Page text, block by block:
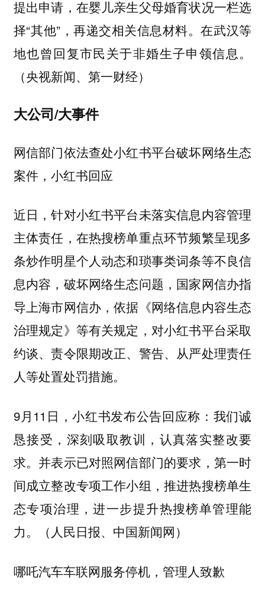
提出申请，在婴儿亲生父母婚育状况一栏选
择“其他”，再递交相关信息材料。在武汉等
地也曾回复市民关于非婚生子申领信息。
（央视新闻、第一财经）
大公司/大事件
网信部门依法查处小红书平台破坏网络生态
案件，小红书回应
近日，针对小红书平台未落实信息内容管理
主体责任，在热搜榜单重点环节频繁呈现多
条炒作明星个人动态和琐事类词条等不良信
息内容，破坏网络生态问题，国家网信办指
导上海市网信办，依据《网络信息内容生态
治理规定》等有关规定，对小红书平台采取
约谈、责令限期改正、警告、从严处理责任
人等处置处罚措施。
9月11日，小红书发布公告回应称：我们诚
恳接受，深刻吸取教训，认真落实整改要
求。并表示已对照网信部门的要求，第一时
间成立整改专项工作小组，推进热搜榜单生
态专项治理，进一步提升热搜榜单管理能
力。（人民日报、中国新闻网）
哪吒汽车车联网服务停机，管理人致歉